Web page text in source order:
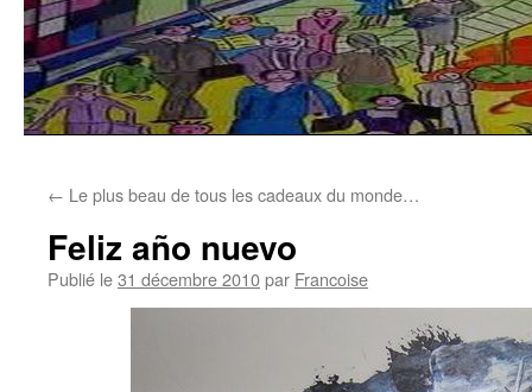
← Le plus beau de tous les cadeaux du monde…
Feliz año nuevo
Publié le31 décembre 2010par Francoise